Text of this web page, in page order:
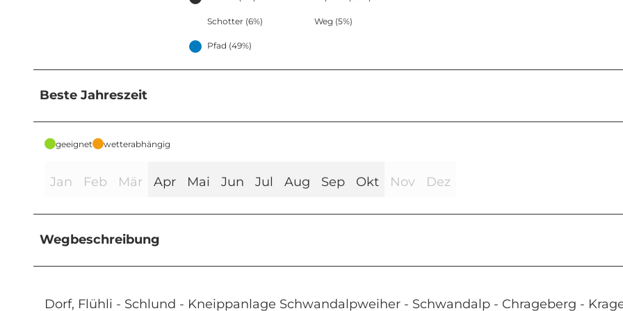
Schotter (6%) Weg (5%)
Pfad (49%)
Beste Jahreszeit
geeignet wetterabhängig
Jan Feb Mär Apr Mai Jun Jul Aug Sep Okt Nov Dez
Wegbeschreibung
Dorf, Flühli - Schlund - Kneippanlage Schwandalpweiher - Schwandalp - Chrageberg -